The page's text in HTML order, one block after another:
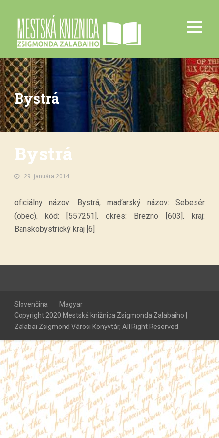
Bystrá
Bystrá
29. januára 2014.
oficiálny názov: Bystrá, maďarský názov: Sebesér
(obec), kód: [557251], okres: Brezno [603], kraj:
Banskobystrický kraj [6]
Slovenčina
Magyar
Copyright 2020 Mestská knižnica Zsigmonda Zalabaiho |
Zalabai Zsigmond Városi Könyvtár, All Right Reserved